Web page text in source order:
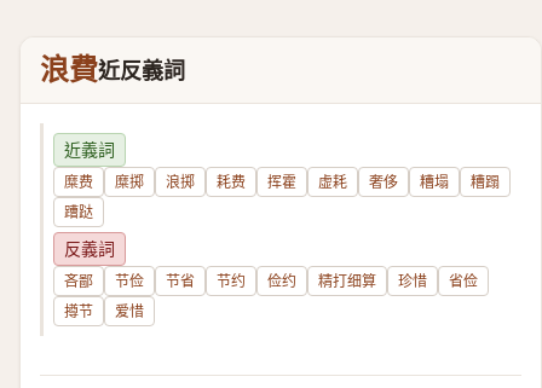
浪費近反義詞
近義詞
糜费 糜掷 浪掷 耗费 挥霍 虚耗 奢侈 糟塌
糟蹋
蹧跶
反義詞
吝鄙 节俭 节省 节约 俭约 精打细算 珍惜
省俭
撙节
爱惜